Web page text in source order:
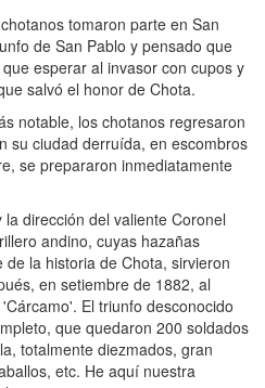
tomaron parte en San
de San Pablo y pensado que
esperar al invasor con cupos y
salvó el honor de Chota.
notable, los chotanos regresaron
su ciudad derruída, en escombros
se prepararon inmediatamente
dirección del valiente Coronel
andino, cuyas hazañas
la historia de Chota, sirvieron
en setiembre de 1882, al
El triunfo desconocido
que quedaron 200 soldados
totalmente diezmados, gran
etc. He aquí nuestra